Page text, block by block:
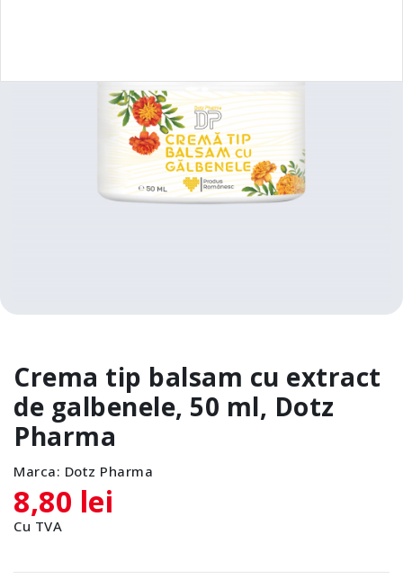
Crema tip balsam cu extract
de galbenele, 50 ml, Dotz
Pharma
Marca: Dotz Pharma
8,80 lei
Cu TVA